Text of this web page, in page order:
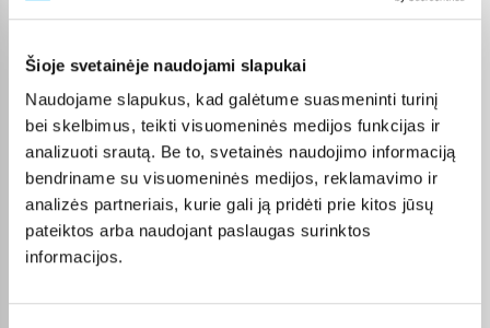
Šioje svetainėje naudojami slapukai
Naudojame slapukus, kad galėtume suasmeninti turinį
bei skelbimus, teikti visuomeninės medijos funkcijas ir
analizuoti srautą. Be to, svetainės naudojimo informaciją
bendriname su visuomeninės medijos, reklamavimo ir
analizės partneriais, kurie gali ją pridėti prie kitos jūsų
pateiktos arba naudojant paslaugas surinktos
informacijos.
Patvirtintas pirkėjas
Pirmąkart susipažinau su šiuo aromatu. Daug esu girdėjęs, tad užsakiau
mažesnę t ...
Vytautas B.
Patvirtintas pirkėjas
Puiku.